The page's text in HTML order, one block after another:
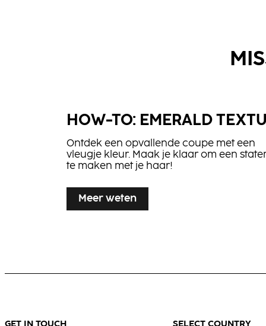
BLONDE
EXPERT Insta
Cool
Treatment
Flexible Hair
Spray
HOW-TO: EMERALD
Ontdek een opvallende coupe met een
vleugje kleur. Maak je klaar om een
te maken met je haar!
Meer weten
Laat je inspireren door een rijke rode